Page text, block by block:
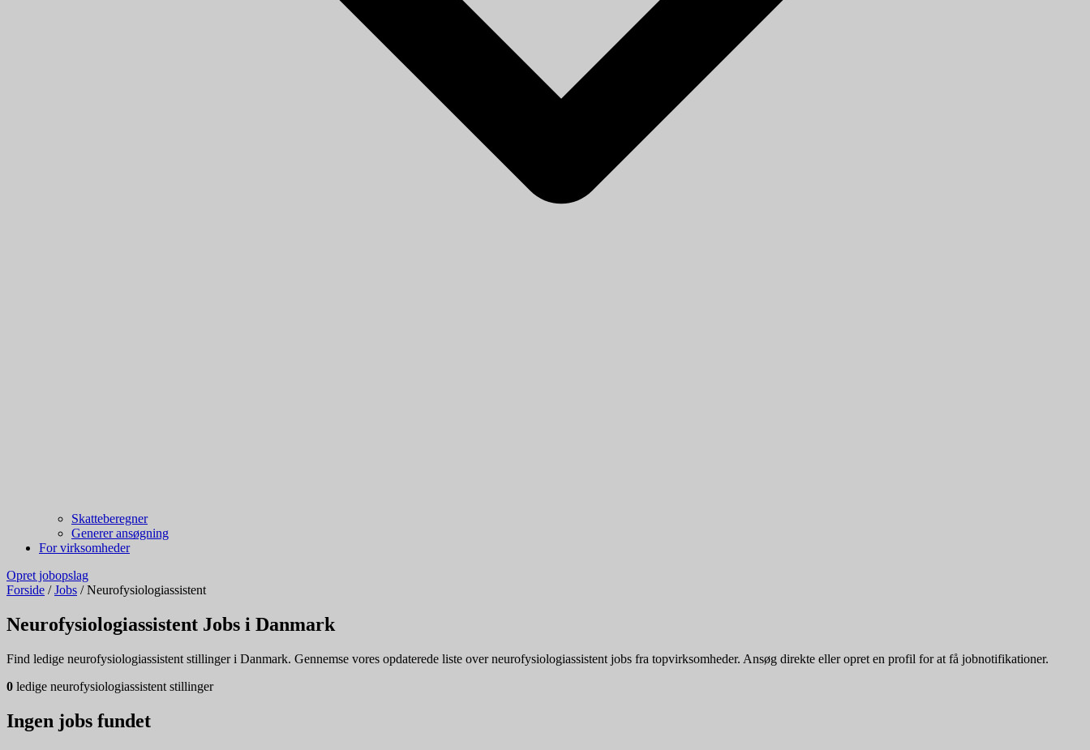
Skatteberegner
Generer ansøgning
For virksomheder
Opret jobopslag
Forside / Jobs / Neurofysiologiassistent
Neurofysiologiassistent Jobs i Danmark
Find ledige neurofysiologiassistent stillinger i Danmark. Gennemse vores opdaterede liste over neurofysiologiassistent jobs fra topvirksomheder. Ansøg direkte eller opret en profil for at få jobnotifikationer.
0 ledige neurofysiologiassistent stillinger
Ingen jobs fundet